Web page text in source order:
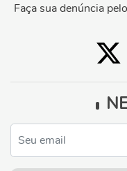
Faça sua denúncia